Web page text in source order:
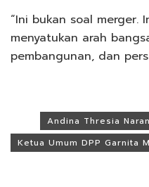
“Ini bukan soal merger.
menyatukan arah
pembangunan, dan
Andina Thresia
Ketua Umum DPP Garnita